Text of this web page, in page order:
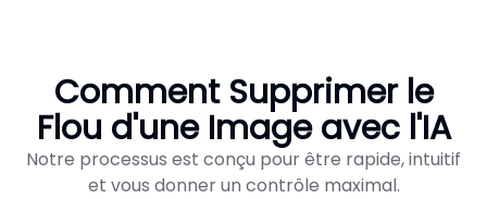
Comment Supprimer le
Flou d'une Image avec l'IA
Notre processus est conçu pour être rapide, intuitif
et vous donner un contrôle maximal.